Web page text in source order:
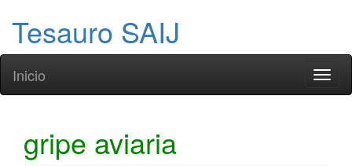
Tesauro SAIJ
Inicio
gripe aviaria